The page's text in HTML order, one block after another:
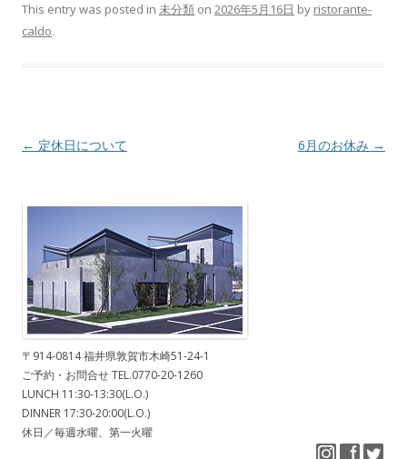
This entry was posted in 未分類 on 2026年5月16日 by ristorante-
caldo.
Post navigation
← 定休日について 6月のお休み →
〒914-0814 福井県敦賀市木崎51-24-1
ご予約・お問合せ TEL.0770-20-1260
LUNCH 11:30-13:30(L.O.)
DINNER 17:30-20:00(L.O.)
休日／毎週水曜、第一火曜